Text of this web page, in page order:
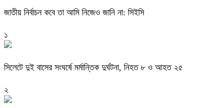
জাতীয় নির্বাচন কবে তা আমি নিজেও জানি না: সিইসি
১
সিলেটে দুই বাসের সংঘর্ষে মর্মান্তিক দুর্ঘটনা, নিহত ৮ ও আহত ২৫
২